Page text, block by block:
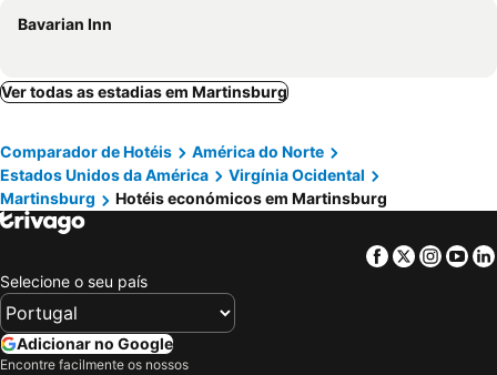
Bavarian Inn
Ver todas as estadias em Martinsburg
Comparador de Hotéis
América do Norte
Estados Unidos da América
Virgínia Ocidental
Martinsburg
Hotéis económicos em Martinsburg
Facebook
Twitter
Selecione o seu país
Adicionar no Google
Encontre facilmente os nossos